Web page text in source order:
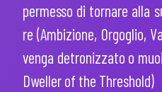
permesso di tornare alla
re (Ambizione, Orgoglio,
venga detronizzato o
Dweller of the Threshold)